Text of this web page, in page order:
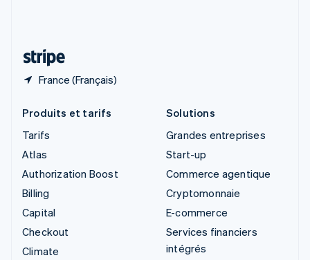
France (Français)
Produits et tarifs
Tarifs
Atlas
Authorization Boost
Billing
Capital
Checkout
Climate
Solutions
Grandes entreprises
Start-up
Commerce agentique
Cryptomonnaie
E-commerce
Services financiers
intégrés